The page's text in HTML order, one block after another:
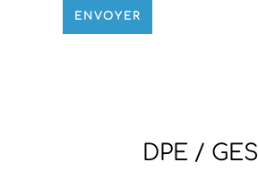
ENVOYER
DPE / GES